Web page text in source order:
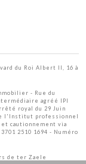
du Roi Albert II, 16 à
- Rue du
agréé IPI
royal du 29 Juin
l'Institut professionnel
cautionnement via
2510 1694 - Numéro
de ter Zaele